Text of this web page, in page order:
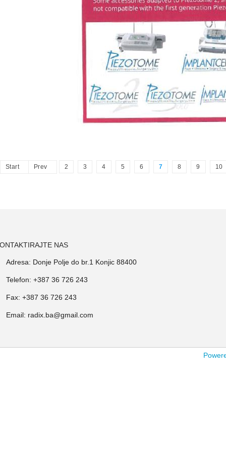
Start Prev 2 3 4 5 6 7 8 9 10
NAS
Adresa: Donje Polje do br.1 Konjic 88400
Telefon: +387 36 726 243
Fax: +387 36 726 243
Email: radix.ba@gmail.com